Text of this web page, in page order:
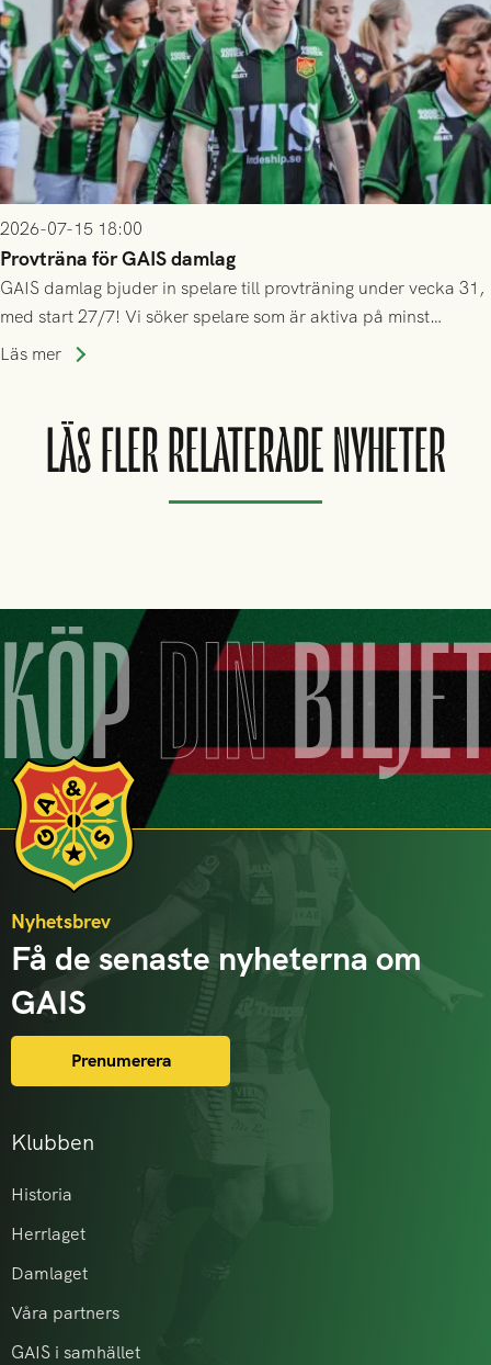
2026-07-15 18:00
Provträna för GAIS damlag
GAIS damlag bjuder in spelare till provträning under vecka 31,
med start 27/7! Vi söker spelare som är aktiva på minst
division 3-nivå.
Läs mer
LÄS FLER RELATERADE NYHETER
KÖPDIN
Klubben
Historia
Herrlaget
Damlaget
Våra partners
GAIS i samhället
Nyhetsbrev
Få de senaste nyheterna om
GAIS
Prenumerera